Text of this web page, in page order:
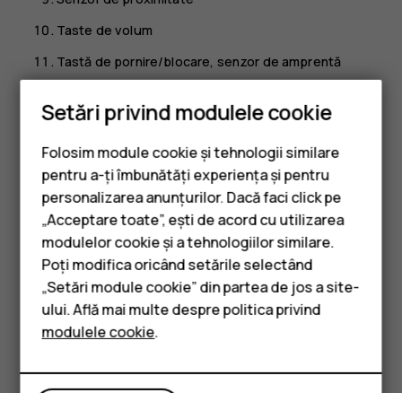
Smartphone-uri
Telefoane clasice
Accesorii
Tablete
Taste de volum
Tastă de pornire/blocare, senzor de amprentă
Este posibil ca unele dintre accesoriile menționate în
acest ghid de utilizare, cum ar fi încărcătorul, căștile sau
cablul de date, să fie vândute separat.
Piese și conectori, magnetism
Nu vă conectați la aparate care emit semnale de ieșire,
deoarece dispozitivul se poate deteriora. Nu conectați
nicio sursă de curent la conectorul audio. Când conectați
la conectorul audio orice dispozitiv sau set de căști cu
microfon extern, altele decât cele aprobate spre a fi
utilizate cu acest dispozitiv, aveți o grijă deosebită la
Setări privind modulele cookie
Folosim module cookie și tehnologii similare
pentru a-ți îmbunătăți experiența și pentru
personalizarea anunțurilor. Dacă faci click pe
„Acceptare toate”, ești de acord cu utilizarea
modulelor cookie și a tehnologiilor similare.
Poți modifica oricând setările selectând
„Setări module cookie” din partea de jos a site-
ului. Află mai multe despre politica privind
modulele cookie.